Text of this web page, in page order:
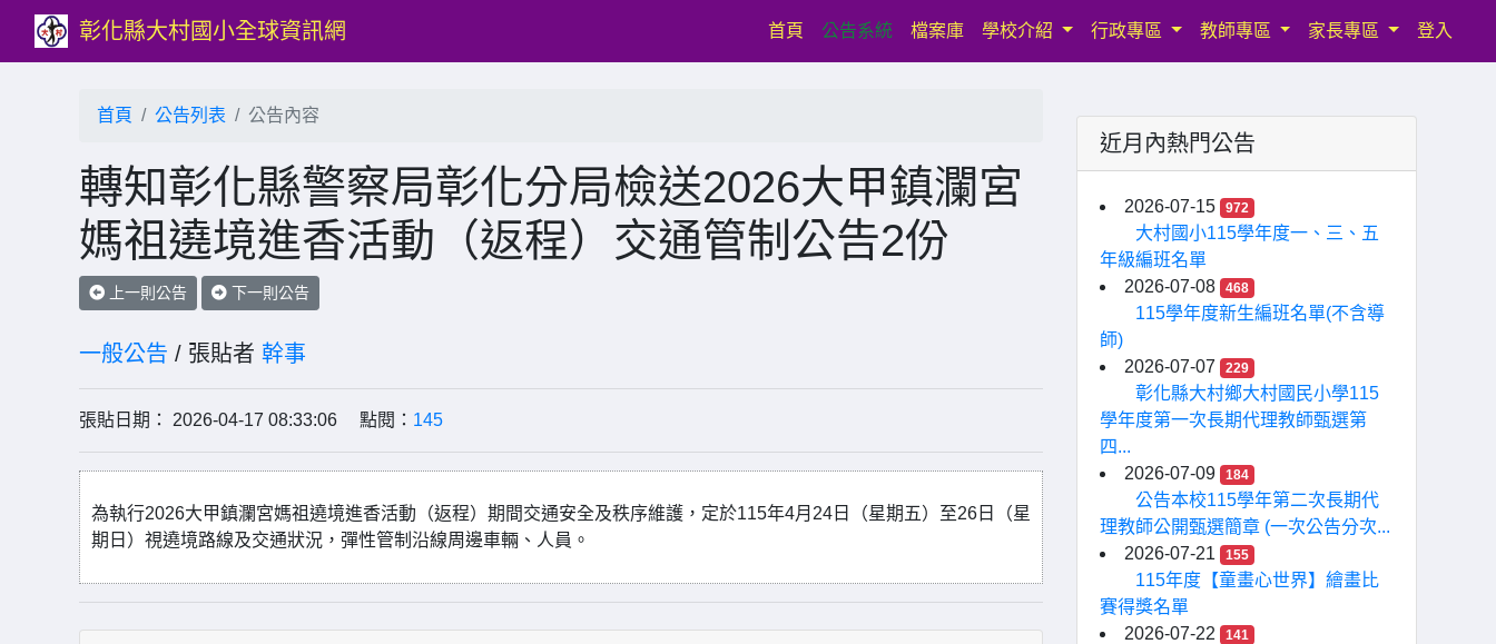
彰化縣大村國小全球資訊網 首頁 (current)
公告系統 檔案庫 學校介紹 行政專區 教師專區 家長專區 登入
首頁 公告列表 公告內容
轉知彰化縣警察局彰化分局檢送2026大甲鎮瀾宮
媽祖遶境進香活動（返程）交通管制公告2份
上一則公告 下一則公告
一般公告 / 張貼者 幹事
張貼日期： 2026-04-17 08:33:06 點閱： 145
為執行2026大甲鎮瀾宮媽祖遶境進香活動（返程）期間交通安全及秩序維護，定於115年4月24日（星期五）至26日（星
期日）視遶境路線及交通狀況，彈性管制沿線周邊車輛、人員。
近月內熱門公告
2026-07-15 972
大村國小115學年度一、三、五
年級編班名單
2026-07-08
468
115學年度新生編班名單(不含導
師)
2026-07-07
229
彰化縣大村鄉大村國民小學115
學年度第一次長期代理教師甄選第
四...
2026-07-09
184
公告本校115學年第二次長期代
理教師公開甄選簡章 (一次公告分次...
2026-07-21
155
115年度【童畫心世界】繪畫比
賽得獎名單
2026-07-22
141